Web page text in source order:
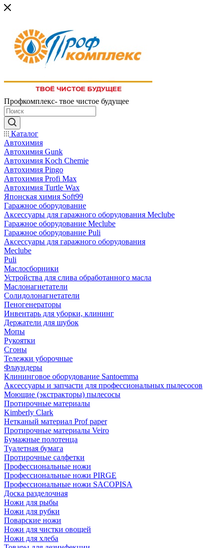
Профкомплекс- твое чистое будущее
Каталог
Автохимия
Автохимия Gunk
Автохимия Koch Chemie
Автохимия Pingo
Автохимия Profi Max
Автохимия Turtle Wax
Японская химия Soft99
Гаражное оборудование
Аксессуары для гаражного оборудования Meclube
Гаражное оборудование Meclube
Гаражное оборудование Puli
Аксессуары для гаражного оборудования
Meclube
Puli
Маслосборники
Устройства для слива обработанного масла
Маслонагнетатели
Солидолонагнетатели
Пеногенераторы
Инвентарь для уборки, клининг
Держатели для шубок
Мопы
Рукоятки
Сгоны
Тележки уборочные
Флаундеры
Клининговое оборудование Santoemma
Аксессуары и запчасти для профессиональных пылесосов
Моющие (экстракторы) пылесосы
Протирочные материалы
Kimberly Clark
Нетканый материал Prof paper
Протирочные материалы Veiro
Бумажные полотенца
Туалетная бумага
Протирочные салфетки
Профессиональные ножи
Профессиональные ножи PIRGE
Профессиональные ножи SACOPISA
Доска разделочная
Ножи для рыбы
Ножи для рубки
Поварские ножи
Ножи для чистки овощей
Ножи для хлеба